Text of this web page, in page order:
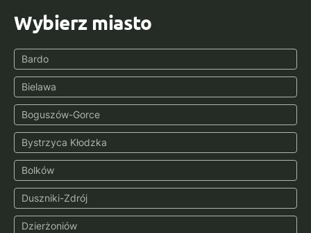
Wybierz miasto
Bardo
Bielawa
Boguszów-Gorce
Bystrzyca Kłodzka
Bolków
Duszniki-Zdrój
Dzierżoniów